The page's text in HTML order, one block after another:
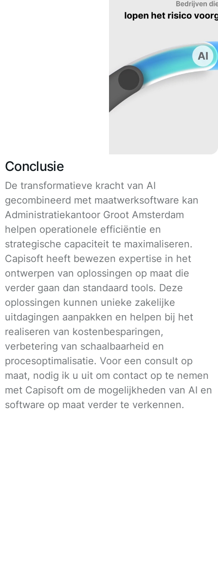
Conclusie
De transformatieve kracht van AI
gecombineerd met maatwerksoftware kan
Administratiekantoor Groot Amsterdam
helpen operationele efficiëntie en
strategische capaciteit te maximaliseren.
Capisoft heeft bewezen expertise in het
ontwerpen van oplossingen op maat die
verder gaan dan standaard tools. Deze
oplossingen kunnen unieke zakelijke
uitdagingen aanpakken en helpen bij het
realiseren van kostenbesparingen,
verbetering van schaalbaarheid en
procesoptimalisatie. Voor een consult op
maat, nodig ik u uit om contact op te nemen
met Capisoft om de mogelijkheden van AI en
software op maat verder te verkennen.